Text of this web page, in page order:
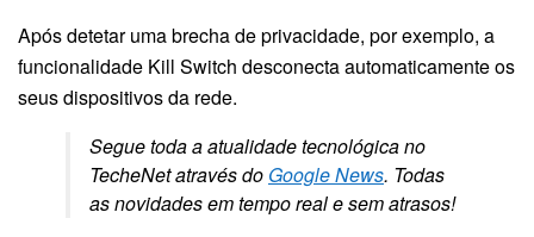
Após detetar uma brecha de privacidade, por exemplo, a
funcionalidade Kill Switch desconecta automaticamente os
seus dispositivos da rede.
Segue toda a atualidade tecnológica no
TecheNet através do Google News. Todas
as novidades em tempo real e sem atrasos!